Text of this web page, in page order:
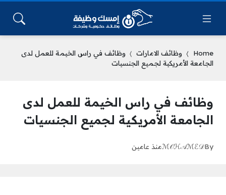
Home وظائف الامارات
وظائف في راس الخيمة للعمل لدى
الجامعة الأمريكية لجميع الجنسيات
وظائف في راس الخيمة للعمل لدى
الجامعة الأمريكية لجميع الجنسيات
By
ℳ𝒪ℋ𝒜ℳℰ𝒟منذ عامين